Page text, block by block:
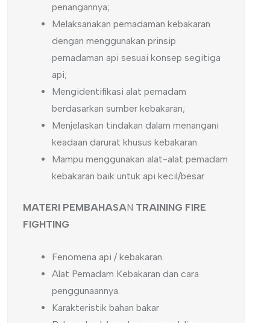
penangannya;
Melaksanakan pemadaman kebakaran
dengan menggunakan prinsip
pemadaman api sesuai konsep segitiga
api;
Mengidentifikasi alat pemadam
berdasarkan sumber kebakaran;
Menjelaskan tindakan dalam menangani
keadaan darurat khusus kebakaran.
Mampu menggunakan alat-alat pemadam
kebakaran baik untuk api kecil/besar
MATERI PEMBAHASAN TRAINING FIRE
FIGHTING
Fenomena api / kebakaran.
Alat Pemadam Kebakaran dan cara
penggunaannya.
Karakteristik bahan bakar